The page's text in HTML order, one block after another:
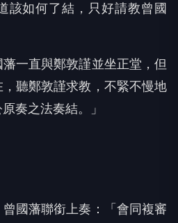
該如何了結，只好請教曾國
一直與鄭敦謹並坐正堂，但
聽鄭敦謹求教，不緊不慢地
奏之法奏結。」
國藩聯銜上奏：「會同複審